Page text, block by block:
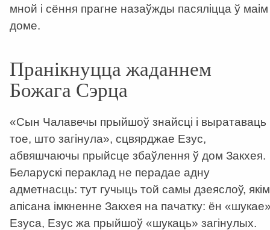
мной і сёння прагне назаўжды пасяліцца ў маім
доме.
Пранікнуцца жаданнем
Божага Сэрца
«Сын Чалавечы прыйшоў знайсці і выратаваць
тое, што загінула», сцвярджае Езус,
абвяшчаючы прыйсце збаўлення ў дом Закхея.
Беларускі пераклад не перадае адну
адметнасць: тут гучыць той самы дзеяслоў, якім
апісана імкненне Закхея на пачатку: ён
Езуса, Езус жа прыйшоў «шукаць» загінулых.